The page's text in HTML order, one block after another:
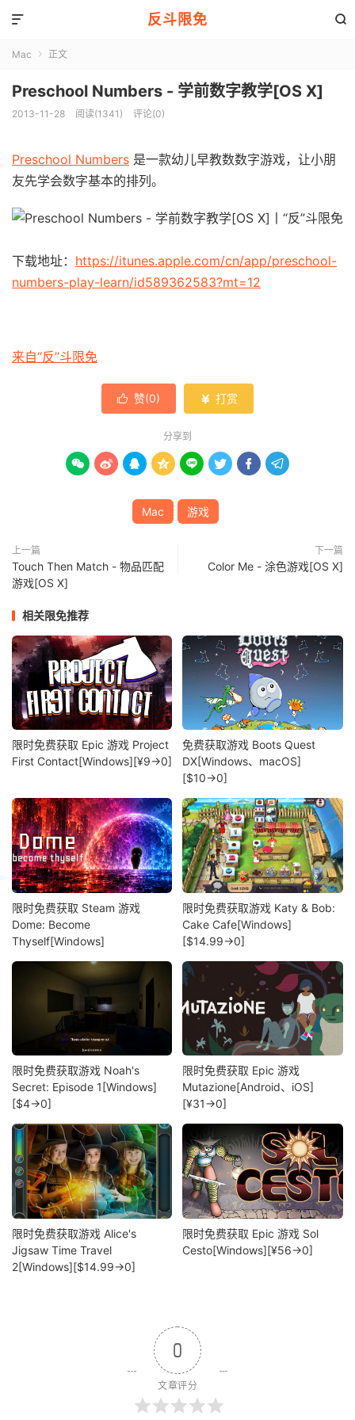
反斗限免 

Mac  正文
Preschool Numbers - 学前数字教学[OS X]
2013-11-28 阅读(1341) 评论(0)
Preschool Numbers 是一款幼儿早教数数字游戏，让小朋
友先学会数字基本的排列。
下载地址： https://itunes.apple.com/cn/app/preschool-
numbers-play-learn/id589362583?mt=12
来自“反”斗限免
 赞(0)  打赏
分享到
       
Mac 游戏
上一篇
Touch Then Match - 物品匹配
游戏[OS X]
下一篇
Color Me - 涂色游戏[OS X]
相关限免推荐
限时免费获取 Epic 游戏 Project
First Contact[Windows][¥9→0]
免费获取游戏 Boots Quest
DX[Windows、macOS]
[$10→0]
限时免费获取 Steam 游戏
Dome: Become
Thyself[Windows]
限时免费获取游戏 Katy & Bob:
Cake Cafe[Windows]
[$14.99→0]
限时免费获取游戏 Noah's
Secret: Episode 1[Windows]
[$4→0]
限时免费获取 Epic 游戏
Mutazione[Android、iOS]
[¥31→0]
限时免费获取游戏 Alice's
Jigsaw Time Travel
2[Windows][$14.99→0]
限时免费获取 Epic 游戏 Sol
Cesto[Windows][¥56→0]
0
文章评分